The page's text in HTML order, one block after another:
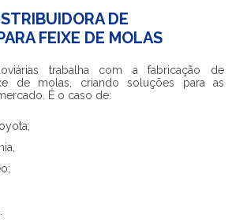
DE
FEIXE DE MOLAS
trabalha com a fabricação de
de molas , criando soluções para as
É o caso de: